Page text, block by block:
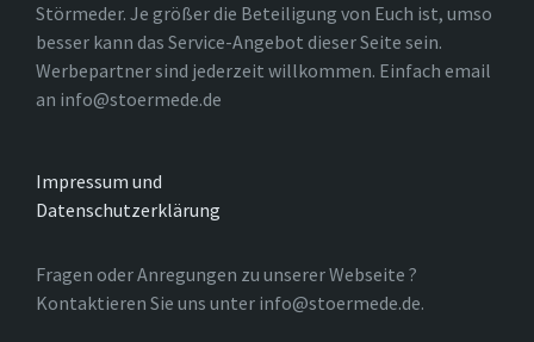
Störmeder. Je größer die Beteiligung von Euch ist, umso
besser kann das Service-Angebot dieser Seite sein.
Werbepartner sind jederzeit willkommen. Einfach email
an info@stoermede.de
Impressum und
Datenschutzerklärung
Fragen oder Anregungen zu unserer Webseite ?
Kontaktieren Sie uns unter info@stoermede.de.